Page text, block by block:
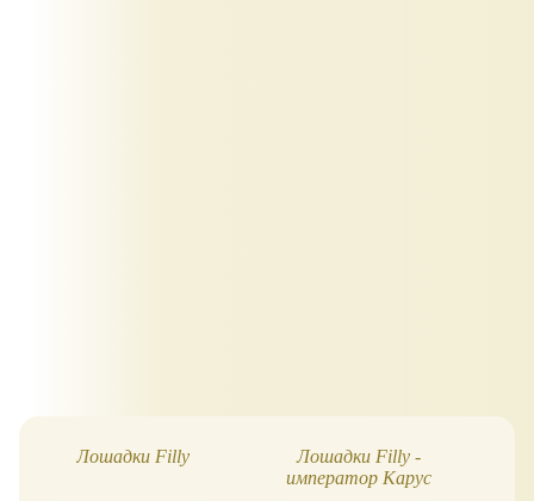
Лошадки Filly
Лошадки Filly -
император Карус